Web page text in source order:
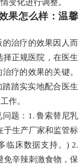
变化进行调整。
果怎么样：温馨
治疗的效果因人而
正规医院，在医生
疗的效果的关键。
踏实实地配合医生
作。
题：1. 鲁索替尼乳
于生产厂家和监管标
临床数据支持。) 2.
免辛辣刺激食物，保